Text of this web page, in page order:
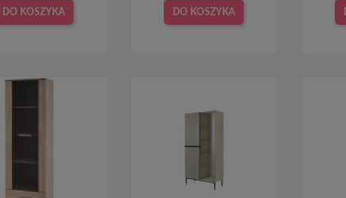
DO KOSZYKA DO KOSZYKA